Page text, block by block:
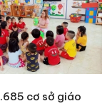
cơ sở giáo